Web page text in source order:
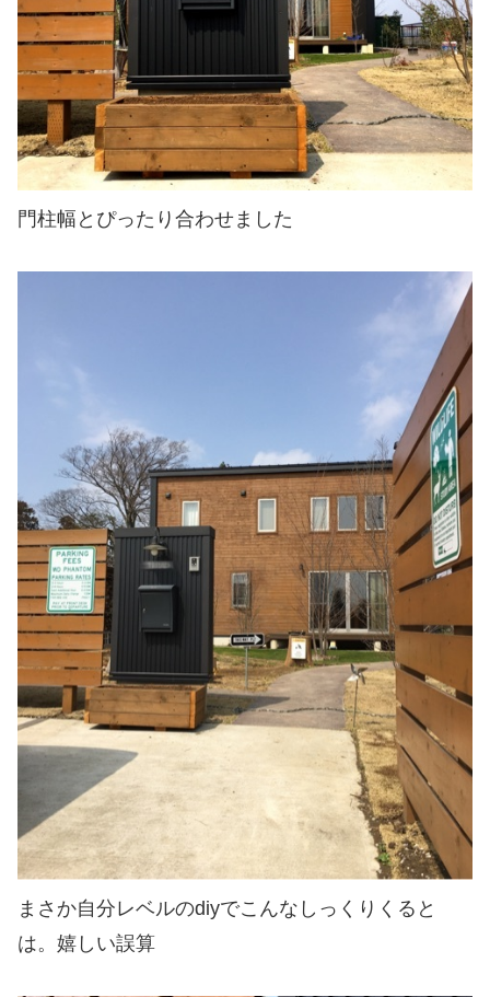
門柱幅とぴったり合わせました
まさか自分レベルのdiyでこんなしっくりくると
は。嬉しい誤算